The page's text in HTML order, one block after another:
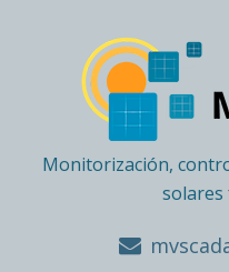
Monitorización,
solares